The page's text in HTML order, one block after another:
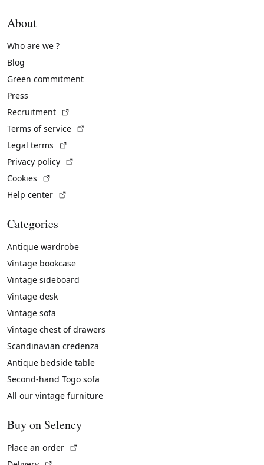
About
Who are we ?
Blog
Green commitment
Press
Recruitment
Terms of service
Legal terms
Privacy policy
Cookies
Help center
Categories
Antique wardrobe
Vintage bookcase
Vintage sideboard
Vintage desk
Vintage sofa
Vintage chest of drawers
Scandinavian credenza
Antique bedside table
Second-hand Togo sofa
All our vintage furniture
Buy on Selency
Place an order